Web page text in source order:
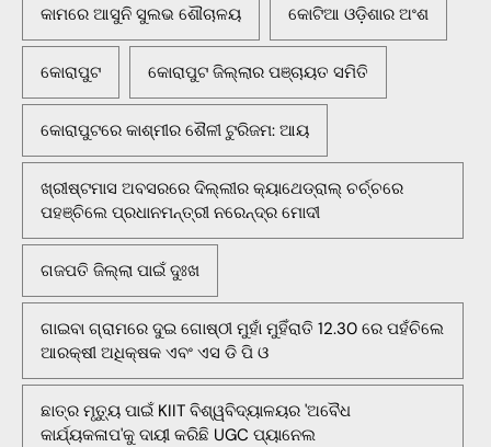
କାମରେ ଆସୁନି ସୁଲଭ ଶୌଚାଳୟ କୋଟିଆ ଓଡ଼ିଶାର ଅଂଶ
କୋରାପୁଟ କୋରାପୁଟ ଜିଲ୍ଲାର ପଞ୍ଚାୟତ ସମିତି
କୋରାପୁଟରେ କାଶ୍ମୀର ଶୈଳୀ ଟୁରିଜମ: ଆୟ
ଖ୍ରୀଷ୍ଟମାସ ଅବସରରେ ଦିଲ୍ଲୀର କ୍ୟାଥେଡ୍ରାଲ୍ ଚର୍ଚ୍ଚରେ
ପହଞ୍ଚିଲେ ପ୍ରଧାନମନ୍ତ୍ରୀ ନରେନ୍ଦ୍ର ମୋଦୀ
ଗଜପତି ଜିଲ୍ଲା ପାଇଁ ଦୁଃଖ
ଗାଇବା ଗ୍ରାମରେ ଦୁଇ ଗୋଷ୍ଠୀ ମୁହାଁ ମୁହିଁରାତି 12.30 ରେ ପହଁଚିଲେ
ଆରକ୍ଷୀ ଅଧିକ୍ଷକ ଏବଂ ଏସ ଡି ପି ଓ
ଛାତ୍ର ମୃତ୍ୟୁ ପାଇଁ KIIT ବିଶ୍ୱବିଦ୍ୟାଳୟର 'ଅବୈଧ
କାର୍ଯ୍ୟକଳାପ'କୁ ଦାୟୀ କରିଛି UGC ପ୍ୟାନେଲ